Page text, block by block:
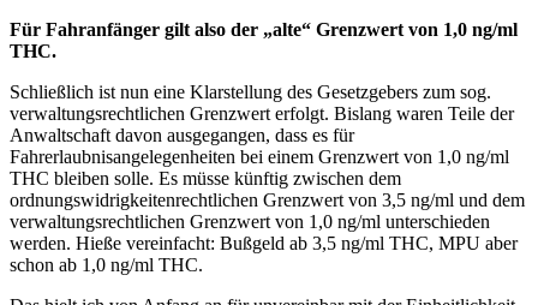
Für Fahranfänger gilt also der „alte“ Grenzwert von 1,0 ng/ml
THC.
Schließlich ist nun eine Klarstellung des Gesetzgebers zum sog.
verwaltungsrechtlichen Grenzwert erfolgt. Bislang waren Teile der
Anwaltschaft davon ausgegangen, dass es für
Fahrerlaubnisangelegenheiten bei einem Grenzwert von 1,0 ng/ml
THC bleiben solle. Es müsse künftig zwischen dem
ordnungswidrigkeitenrechtlichen Grenzwert von 3,5 ng/ml und dem
verwaltungsrechtlichen Grenzwert von 1,0 ng/ml unterschieden
werden. Hieße vereinfacht: Bußgeld ab 3,5 ng/ml THC, MPU aber
schon ab 1,0 ng/ml THC.